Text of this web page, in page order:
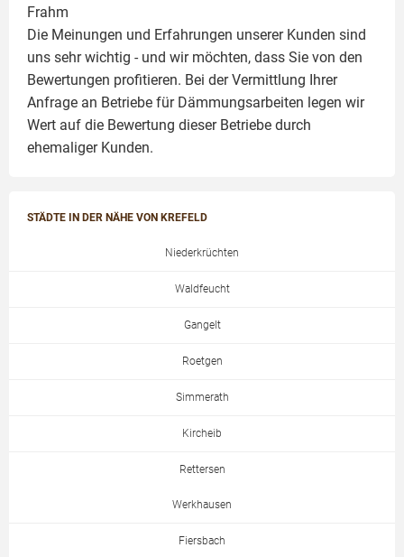
Frahm
Die Meinungen und Erfahrungen unserer Kunden sind
uns sehr wichtig - und wir möchten, dass Sie von den
Bewertungen profitieren. Bei der Vermittlung Ihrer
Anfrage an Betriebe für Dämmungsarbeiten legen wir
Wert auf die Bewertung dieser Betriebe durch
ehemaliger Kunden.
STÄDTE IN DER NÄHE VON KREFELD
Niederkrüchten
Waldfeucht
Gangelt
Roetgen
Simmerath
Kircheib
Rettersen
Werkhausen
Fiersbach